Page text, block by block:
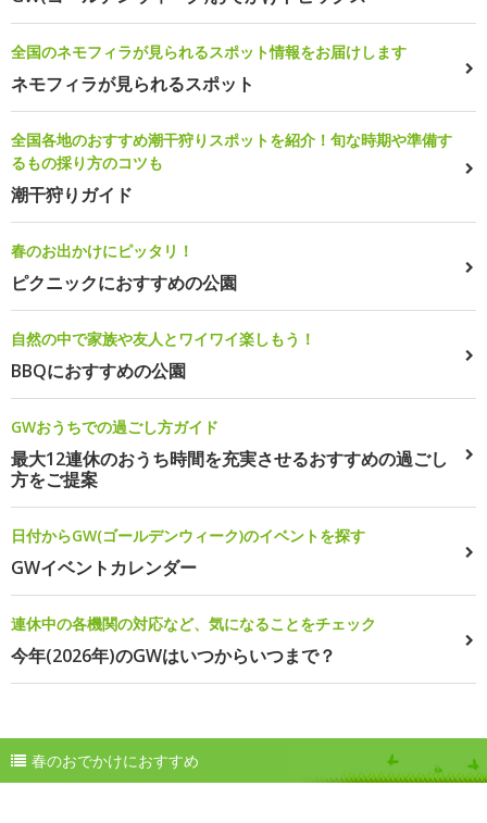
全国のネモフィラが見られるスポット情報をお届けします
ネモフィラが見られるスポット
全国各地のおすすめ潮干狩りスポットを紹介！旬な時期や準備す
るもの採り方のコツも
潮干狩りガイド
春のお出かけにピッタリ！
ピクニックにおすすめの公園
自然の中で家族や友人とワイワイ楽しもう！
BBQにおすすめの公園
GWおうちでの過ごし方ガイド
最大12連休のおうち時間を充実させるおすすめの過ごし
方をご提案
日付からGW(ゴールデンウィーク)のイベントを探す
GWイベントカレンダー
連休中の各機関の対応など、気になることをチェック
今年(2026年)のGWはいつからいつまで？
春のおでかけにおすすめ